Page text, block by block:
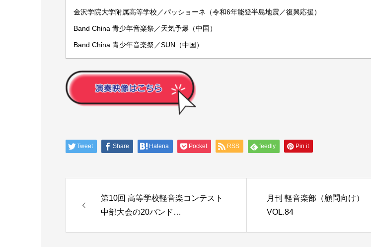
金沢学院大学附属高等学校／パッショーネ（令和6年能登半島地震／復興応援）
Band China 青少年音楽祭／天気予爆（中国）
Band China 青少年音楽祭／SUN（中国）
Tweet Share Hatena Pocket RSS feedly Pin it
第10回 高等学校軽音楽コンテスト
中部大会の20バンド…
月刊 軽音楽部（顧問向け）
VOL.84